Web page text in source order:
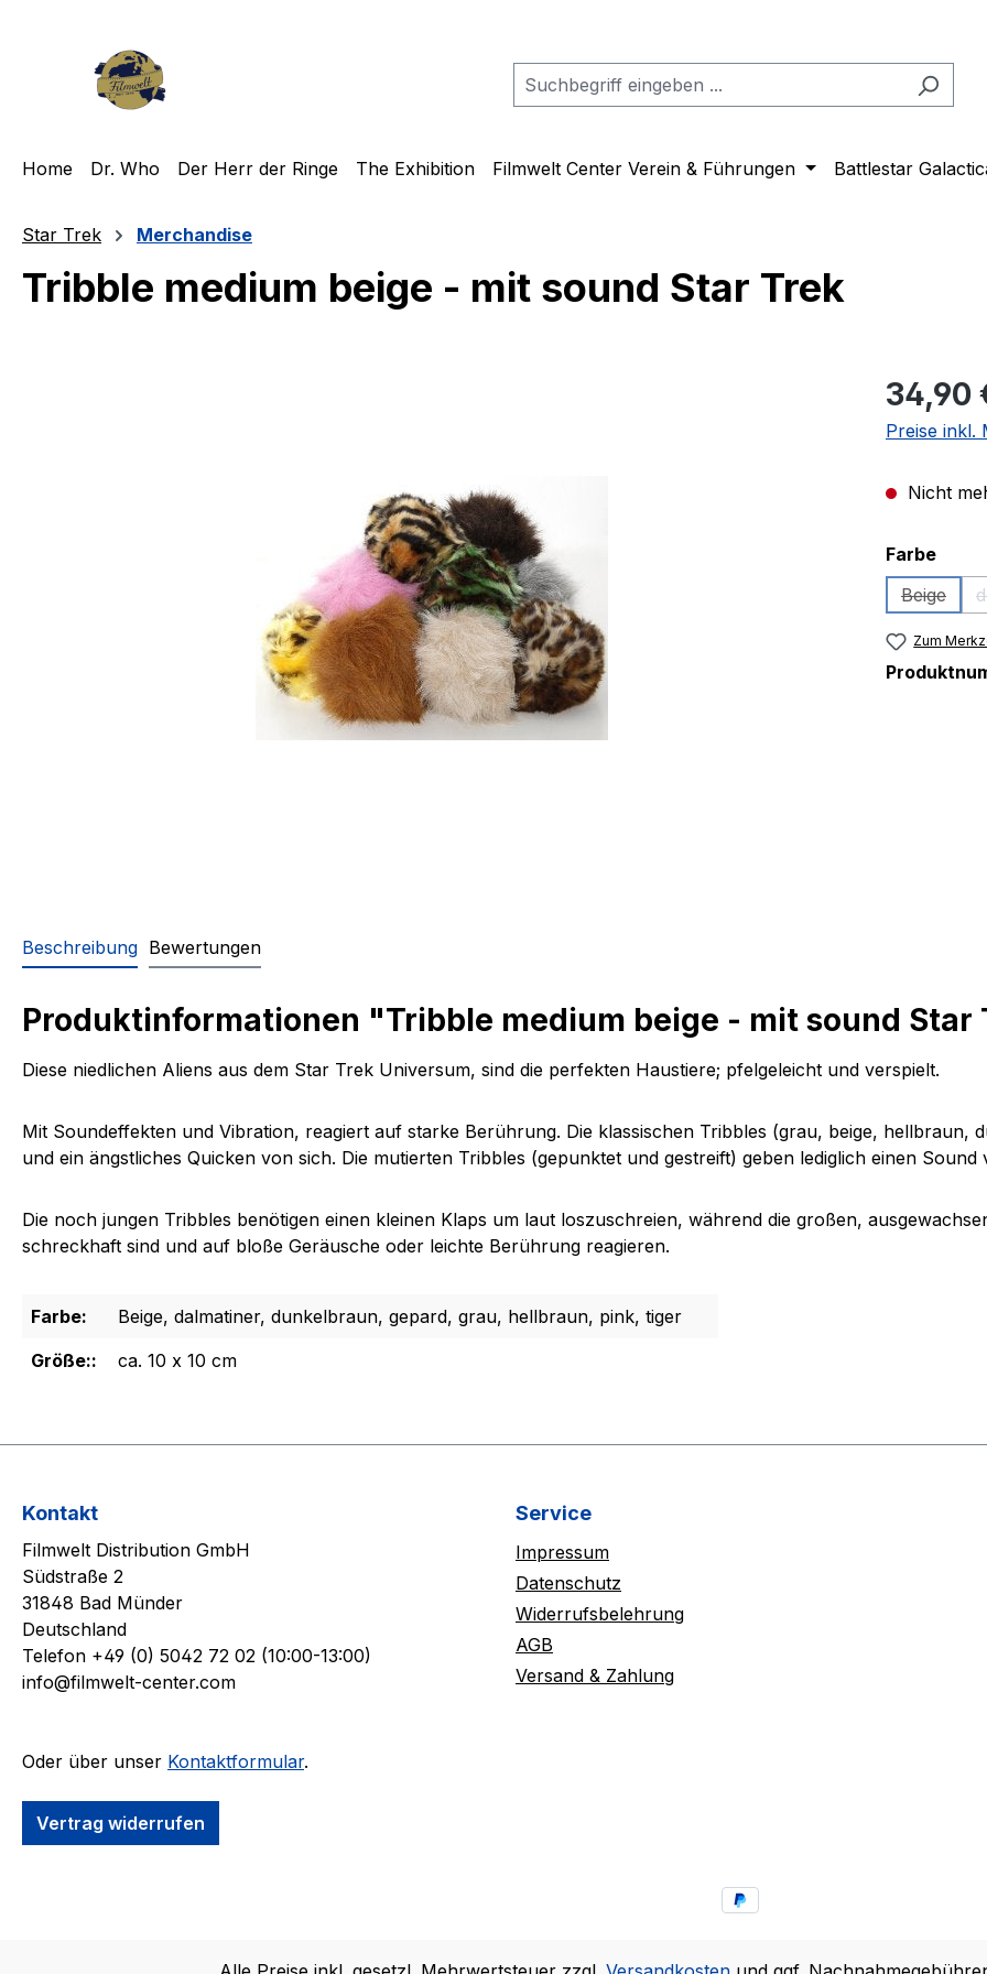
Home Dr. Who Der Herr der Ringe The Exhibition Filmwelt Center Verein & Führungen Battlestar
Star Trek Merchandise
Tribble medium beige - mit sound Star Trek
Regulärer
34,90
Preise inkl.
Nicht
Farbe
Beige
(Diese
Zum
Beschreibung Bewertungen
Produktinformationen "Tribble medium beige - mit sound Star
Diese niedlichen Aliens aus dem Star Trek Universum, sind die perfekten Haustiere; pfelgeleicht und verspielt.
Mit Soundeffekten und Vibration, reagiert auf starke Berührung. Die klassischen Tribbles (grau, beige,
und ein ängstliches Quicken von sich. Die mutierten Tribbles (gepunktet und gestreift) geben lediglich einen Sound
Die noch jungen Tribbles benötigen einen kleinen Klaps um laut loszuschreien, während die großen,
schreckhaft sind und auf bloße Geräusche oder leichte Berührung reagieren.
Farbe:
Beige, dalmatiner, dunkelbraun, gepard, grau, hellbraun, pink, tiger
Größe::
ca. 10 x 10 cm
Kontakt
Filmwelt Distribution GmbH
Südstraße 2
31848 Bad Münder
Deutschland
Telefon +49 (0) 5042 72 02 (10:00-13:00)
info@filmwelt-center.com
Oder über unser Kontaktformular.
Vertrag widerrufen
Service
Impressum
Datenschutz
Widerrufsbelehrung
AGB
Versand & Zahlung